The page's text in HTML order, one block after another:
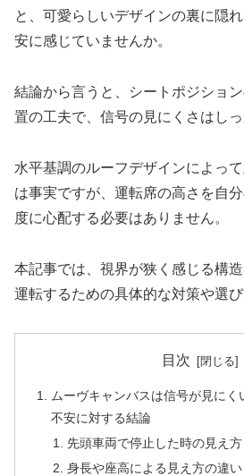
と、可愛らしいデザインの裏に隠
安に感じていませんか。
結論から言うと、シートポジショ
置の工夫で、信号の見にくさはしっ
水平基調のルーフデザインによっ
は事実ですが、運転席の高さを自
度に心配する必要はありません。
本記事では、視界が狭く感じる構
運転するための具体的な対策や選び
目次
ムーヴキャンバスは信号が見に
不安に対する結論
先頭車両で停止した時の見え方
身長や座高による見え方の違い